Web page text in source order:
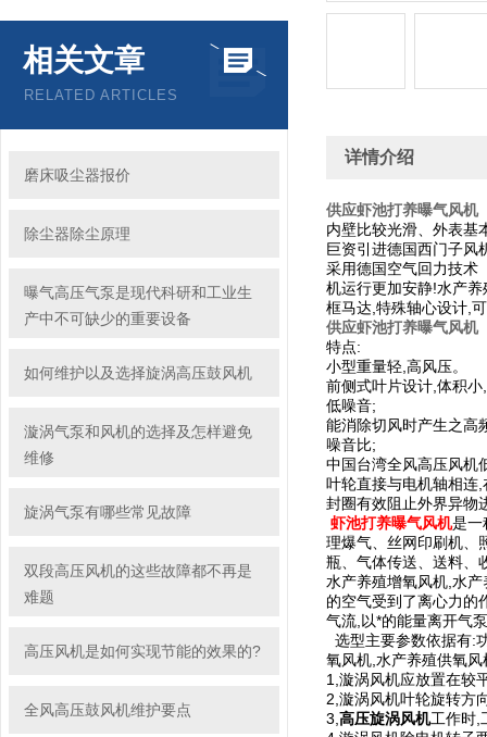
相关文章
RELATED ARTICLES
磨床吸尘器报价
除尘器除尘原理
曝气高压气泵是现代科研和工业生
产中不可缺少的重要设备
如何维护以及选择旋涡高压鼓风机
漩涡气泵和风机的选择及怎样避免
维修
旋涡气泵有哪些常见故障
双段高压风机的这些故障都不再是
难题
高压风机是如何实现节能的效果的?
全风高压鼓风机维护要点
详情介绍
供应虾池打养曝气风机
内壁比较光滑、外表基
巨资引进德国西门子风
采用德国空气回力技术
机运行更加安静!水产
框马达,特殊轴心设计,
供应虾池打养曝气风机
特点:
小型重量轻,高风压。
前侧式叶片设计,体积
低噪音;
能消除切风时产生之高
噪音比;
中国台湾全风高压风机
叶轮直接与电机轴相连
封圈有效阻止外界异物
虾池打养曝气风机是一
理爆气、丝网印刷机、
瓶、气体传送、送料、
水产养殖增氧风机,水
的空气受到了离心力的
气流,以*的能量离开气
选型主要参数依据有:
氧风机,水产养殖供氧
1,漩涡风机应放置在较
2,漩涡风机叶轮旋转方
3, 高压旋涡风机工作时,